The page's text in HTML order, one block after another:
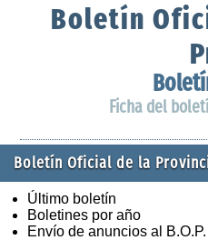
Boletín
Ficha del
Boletín Oficial de la
Último boletín
Boletines por año
Envío de anuncios al B.O.P.